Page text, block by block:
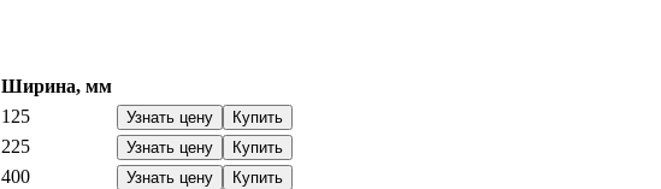
Ширина, мм
125 Узнать цену Купить
225 Узнать цену Купить
400 Узнать цену Купить